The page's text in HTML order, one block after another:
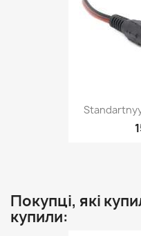
Покупці, які
купили: